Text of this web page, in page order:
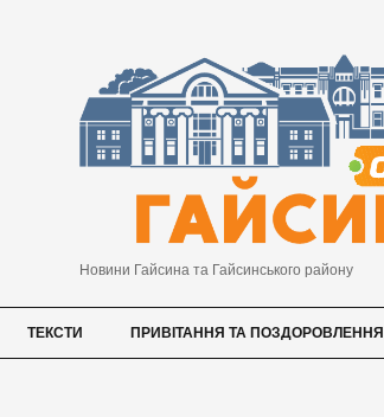
Новини Гайсина та Гайсинського району
ТЕКСТИ ПРИВІТАННЯ ТА ПОЗДОРОВЛЕННЯ